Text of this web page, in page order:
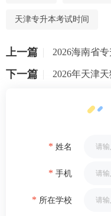
天津专升本考试时间
上一篇
下一篇
* 姓名
* 手机
* 所在学校